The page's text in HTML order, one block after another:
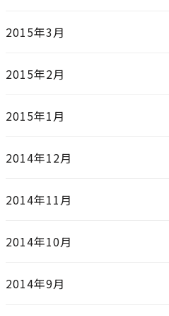
2015年3月
2015年2月
2015年1月
2014年12月
2014年11月
2014年10月
2014年9月